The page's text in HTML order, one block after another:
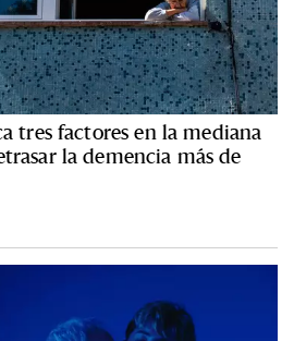
tres factores en la mediana
la demencia más de